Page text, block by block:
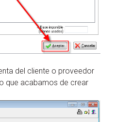
del cliente o proveedor
que acabamos de crear